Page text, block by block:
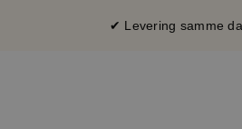
✔ Levering samme